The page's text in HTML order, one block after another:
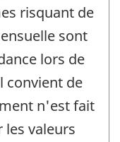
risquant de
sont
lors de
convient de
n'est fait
les valeurs